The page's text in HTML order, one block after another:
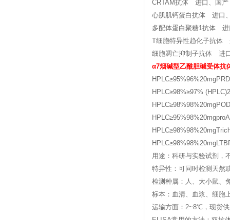
CRTAM抗体 进口、国产
心肌肌钙蛋白抗体 进口
多配体蛋白聚糖1抗体 进
T细胞特异性趋化子抗体
细胞凋亡抑制子抗体 进
α7烟碱型乙酰胆碱受体抗
HPLC≥98%≥97%
HPLC≥98%98%20mgPOD
用途：科研与实验试剂，
特异性：可同时检测天然
检测种属：人、大小鼠、
标本：血清、血浆、细胞
运输方面：2~8℃，现货